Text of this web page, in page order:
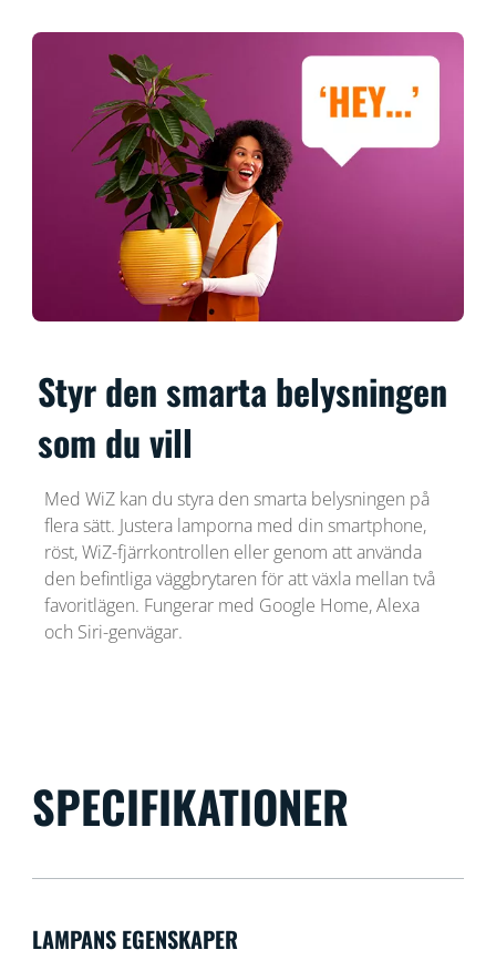
Styr den smarta belysningen
som du vill
Med WiZ kan du styra den smarta belysningen på
flera sätt. Justera lamporna med din smartphone,
röst, WiZ-fjärrkontrollen eller genom att använda
den befintliga väggbrytaren för att växla mellan två
favoritlägen. Fungerar med Google Home, Alexa
och Siri-genvägar.
SPECIFIKATIONER
LAMPANS EGENSKAPER